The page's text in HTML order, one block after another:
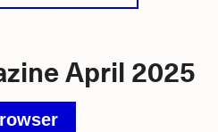
April 2025